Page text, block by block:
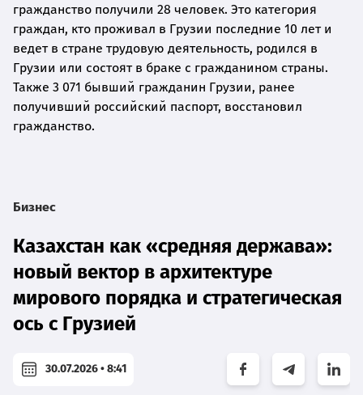
гражданство получили 28 человек. Это категория
граждан, кто проживал в Грузии последние 10 лет и
ведет в стране трудовую деятельность, родился в
Грузии или состоят в браке с гражданином страны.
Также 3 071 бывший гражданин Грузии, ранее
получивший российский паспорт, восстановил
гражданство.
Бизнес
Казахстан как «средняя держава»:
новый вектор в архитектуре
мирового порядка и стратегическая
ось с Грузией
30.07.2026 • 8:41